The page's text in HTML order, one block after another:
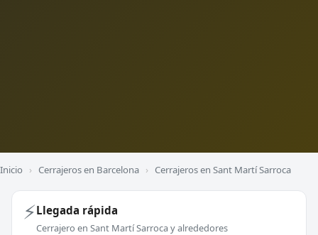
Inicio › Cerrajeros en Barcelona › Cerrajeros en Sant Martí Sarroca
⚡Llegada rápida
Cerrajero en Sant Martí Sarroca y alrededores